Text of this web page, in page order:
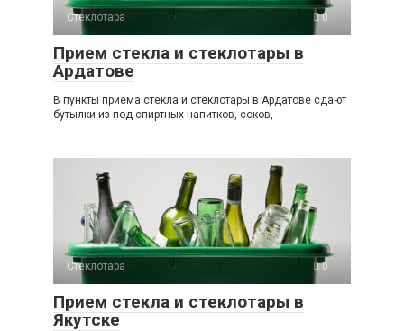
Стеклотара 0
Прием стекла и стеклотары в
Ардатове
В пункты приема стекла и стеклотары в Ардатове сдают
бутылки из-под спиртных напитков, соков,
Стеклотара 0
Прием стекла и стеклотары в
Якутске